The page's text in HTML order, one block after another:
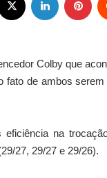
Colby que
de ambos
na
27, 29/27 e 29/26).